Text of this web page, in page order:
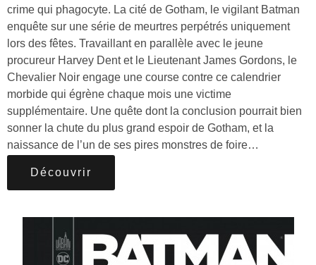
crime qui phagocyte. La cité de Gotham, le vigilant Batman
enquête sur une série de meurtres perpétrés uniquement
lors des fêtes. Travaillant en parallèle avec le jeune
procureur Harvey Dent et le Lieutenant James Gordons, le
Chevalier Noir engage une course contre ce calendrier
morbide qui égrène chaque mois une victime
supplémentaire. Une quête dont la conclusion pourrait bien
sonner la chute du plus grand espoir de Gotham, et la
naissance de l’un de ses pires monstres de foire…
Découvrir